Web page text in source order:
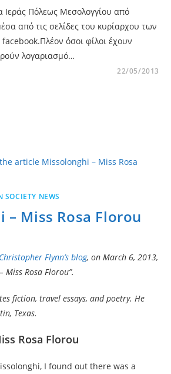
Ιεράς Πόλεως Μεσολογγίου από
από τις σελίδες του κυρίαρχου των
όσοι φίλοι έχουν
λογαριασμό…
22/05/2013
SOCIETY NEWS
– Miss Rosa Florou
Christopher Flynn’s blog, on March 6, 2013,
Miss Rosa Florou”.
fiction, travel essays, and poetry. He
Texas.
Rosa Florou
I found out there was a